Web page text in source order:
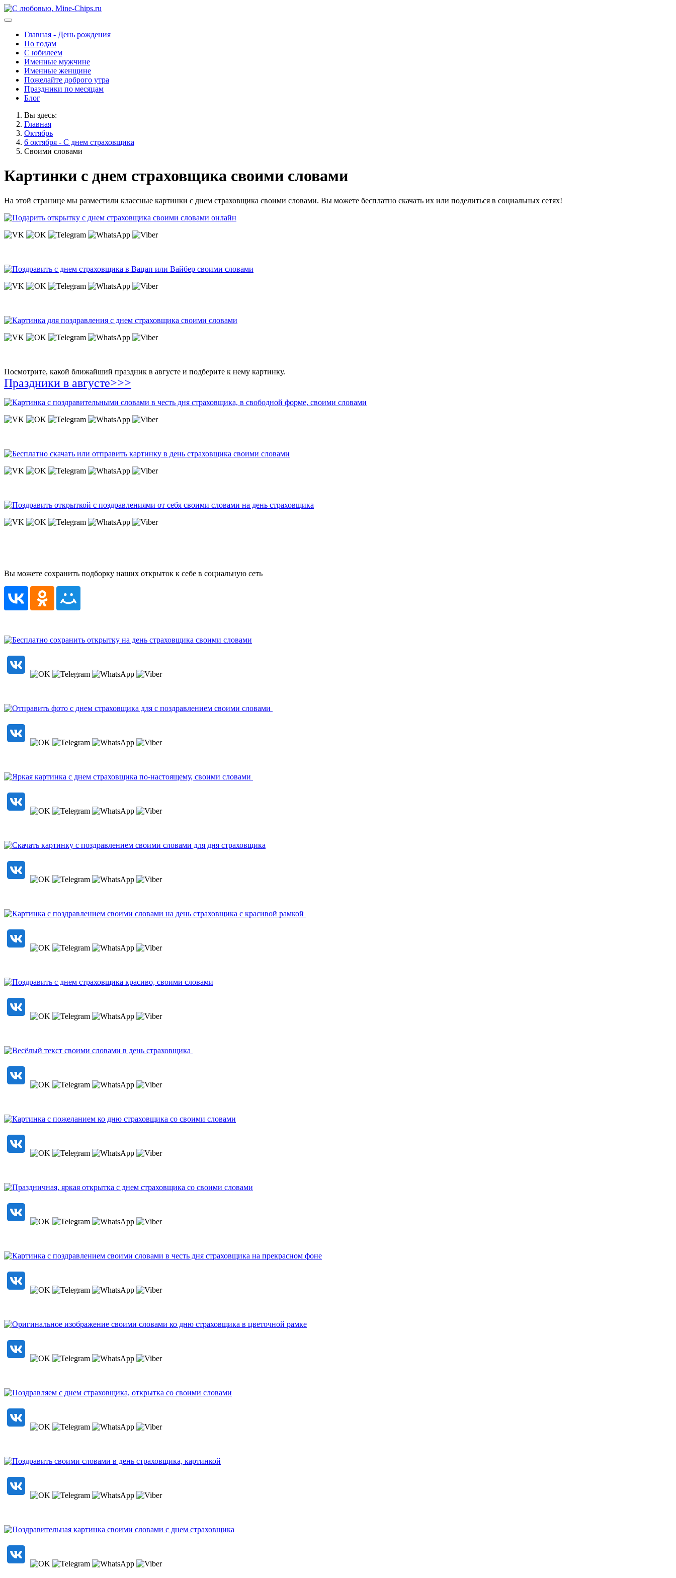
Главная - День рождения
По годам
С юбилеем
Именные мужчине
Именные женщине
Пожелайте доброго утра
Праздники по месяцам
Блог
Вы здесь:
Главная
Октябрь
6 октября - С днем страховщика
Своими словами
Картинки с днем страховщика своими словами
На этой странице мы разместили классные картинки с днем страховщика своими словами. Вы можете бесплатно скачать их или поделиться в социальных сетях!
Посмотрите, какой ближайший праздник в августе и подберите к нему картинку.
Праздники в августе>>>
Вы можете сохранить подборку наших открыток к себе в социальную сеть